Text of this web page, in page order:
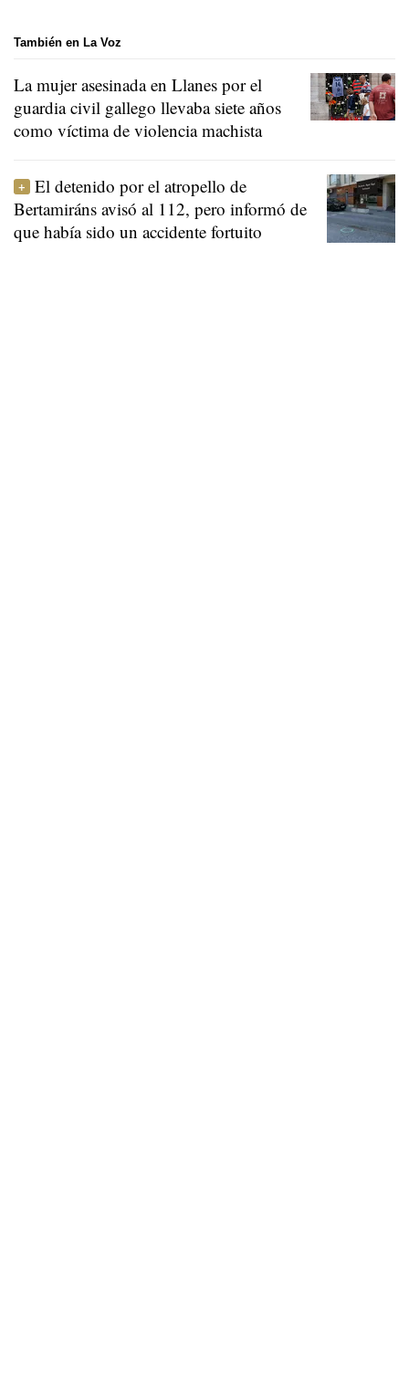
También en La Voz
La mujer asesinada en Llanes por el
guardia civil gallego llevaba siete años
como víctima de violencia machista
El detenido por el atropello de
Bertamiráns avisó al 112, pero informó de
que había sido un accidente fortuito